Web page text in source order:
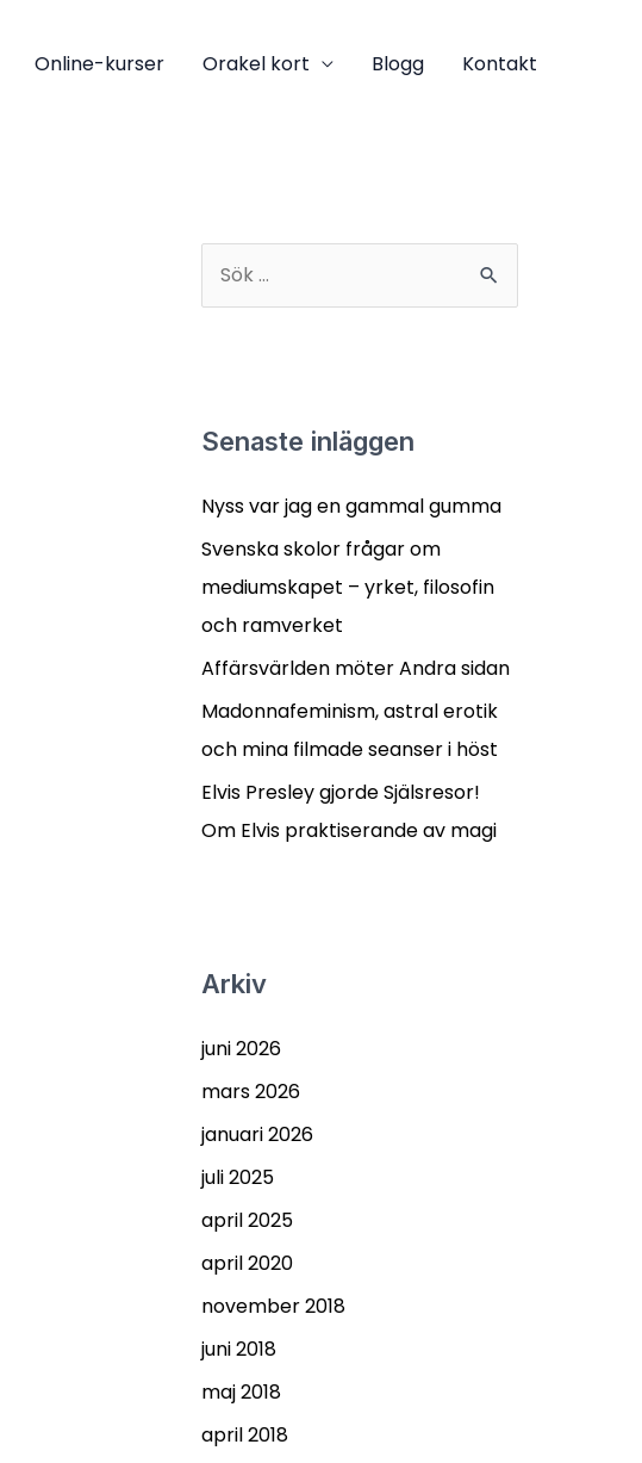
Online-kurser Orakel kort Blogg Kontakt
ö
f
e
r
:
Senaste inläggen
Nyss var jag en gammal gumma
Svenska skolor frågar om
mediumskapet – yrket, filosofin
och ramverket
Affärsvärlden möter Andra sidan
Madonnafeminism, astral erotik
och mina filmade seanser i höst
Elvis Presley gjorde Själsresor!
Om Elvis praktiserande av magi
Arkiv
juni 2026
mars 2026
januari 2026
juli 2025
april 2025
april 2020
november 2018
juni 2018
maj 2018
april 2018